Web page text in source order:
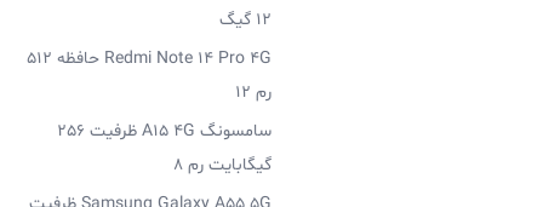
12 گیگ
Redmi Note 14 Pro 4G حافظه 512
رم 12
سامسونگ A15 4G ظرفیت 256
گیگابایت رم 8